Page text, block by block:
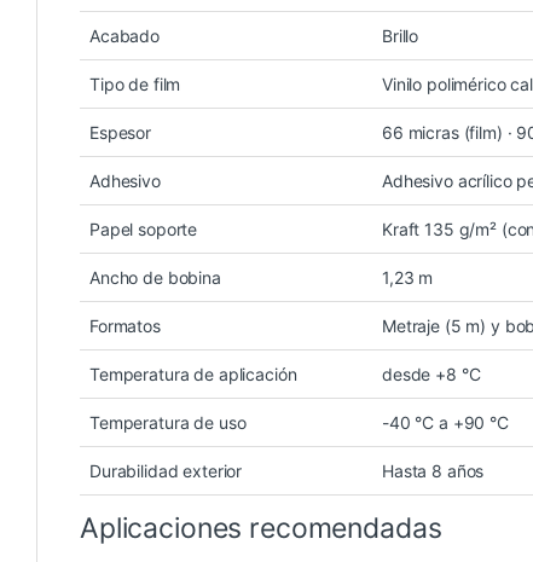
Acabado Brillo
Tipo de film Vinilo polimérico
Espesor 66 micras (film) ·
Adhesivo Adhesivo acrílico
Papel soporte Kraft 135 g/m²
Ancho de bobina 1,23 m
Formatos Metraje (5 m) y
Temperatura de aplicación desde +8 °C
Temperatura de uso -40 °C a +90 °C
Durabilidad exterior Hasta 8 años
Aplicaciones recomendadas